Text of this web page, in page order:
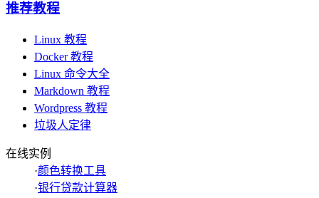
推荐教程
Linux 教程
Docker 教程
Linux 命令大全
Markdown 教程
Wordpress 教程
垃圾人定律
在线实例
·颜色转换工具
·银行贷款计算器